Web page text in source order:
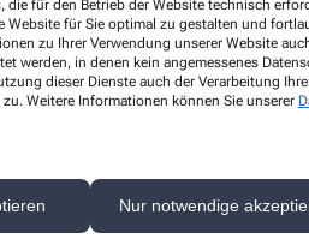
die für den Betrieb der Website technisch
Website für Sie optimal zu gestalten und
zu Ihrer Verwendung unserer Website
werden, in denen kein angemessenes
dieser Dienste auch der Verarbeitung
zu. Weitere Informationen können Sie unserer
Nur notwendige